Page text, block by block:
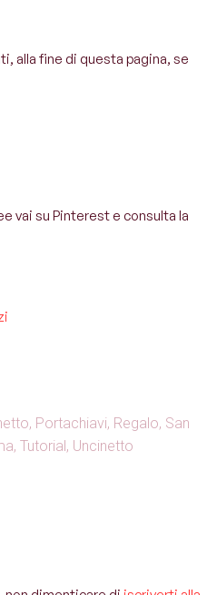
alla fine di questa pagina, se
vai su Pinterest e consulta la
, Portachiavi, Regalo, San
, Tutorial , Uncinetto